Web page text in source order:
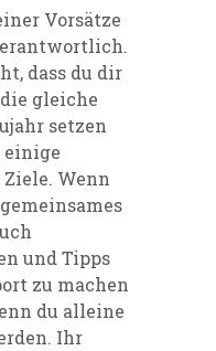
Vorsätze
dass du dir
gleiche
setzen
Wenn
und Tipps
zu machen
du alleine
Ihr